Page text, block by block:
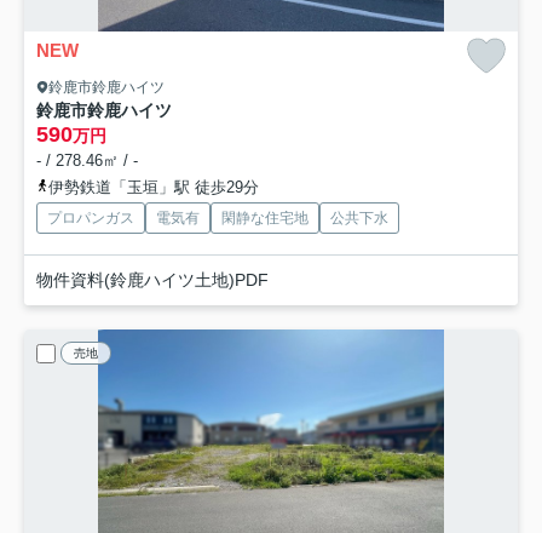
NEW
鈴鹿市鈴鹿ハイツ
鈴鹿市鈴鹿ハイツ
590万円
- / 278.46㎡ / -
伊勢鉄道「玉垣」駅 徒歩29分
プロパンガス 電気有 閑静な住宅地 公共下水
物件資料(鈴鹿ハイツ土地)PDF
売地